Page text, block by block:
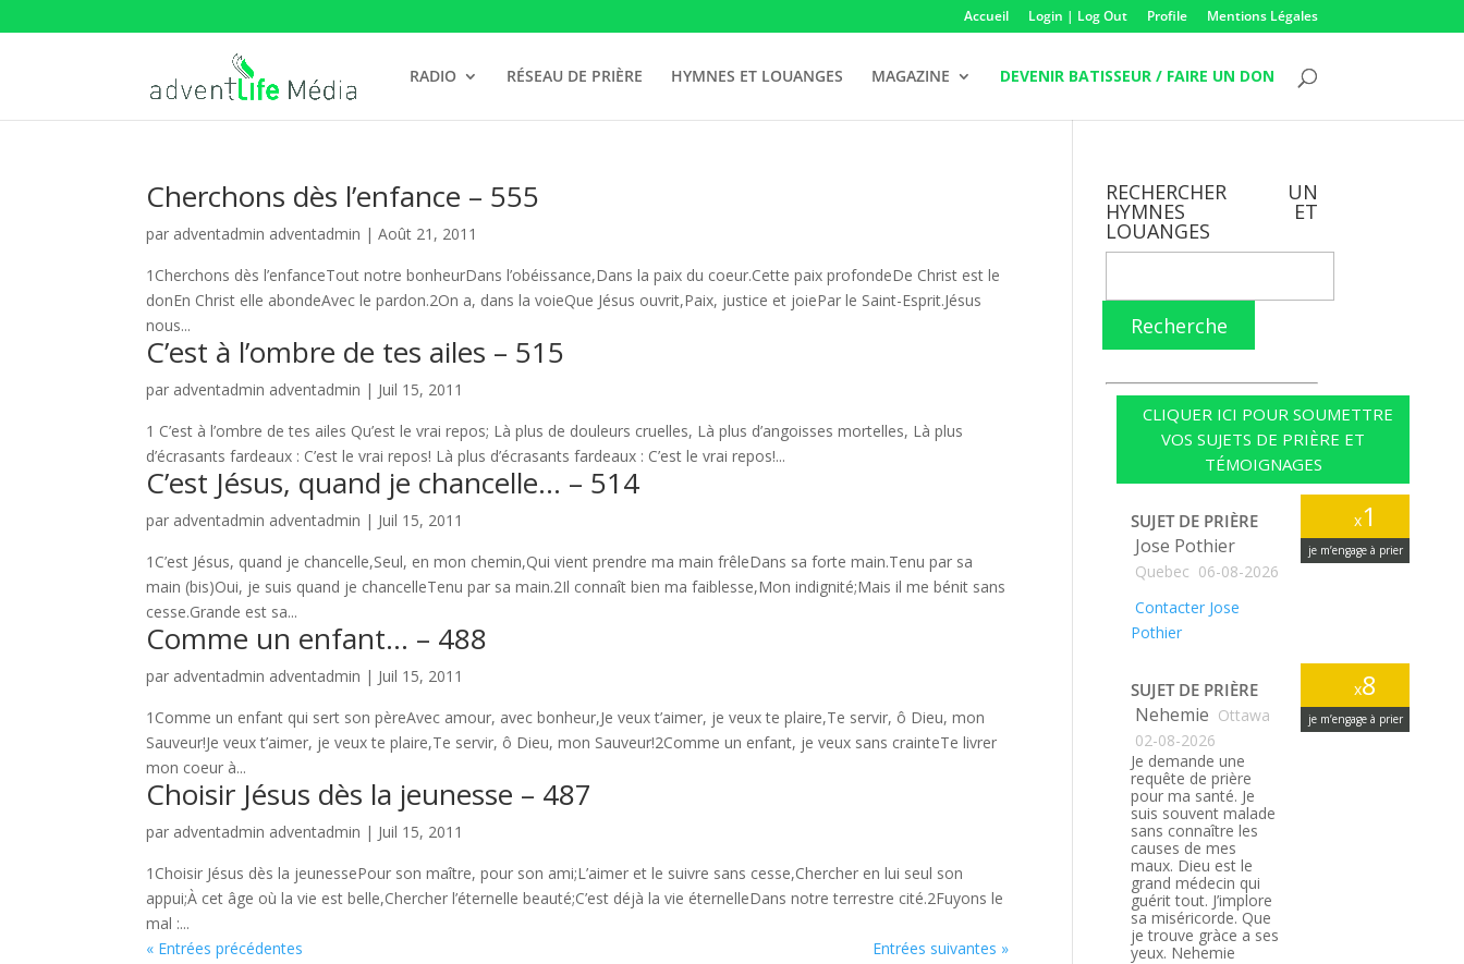
Accueil Login | Log Out Profile Mentions Légales
RADIO RÉSEAU DE PRIÈRE HYMNES ET LOUANGES MAGAZINE DEVENIR BATISSEUR / FAIRE UN DON
Cherchons dès l’enfance – 555
par adventadmin adventadmin |Août 21, 2011
1Cherchons dès l’enfanceTout notre bonheurDans l’obéissance,Dans la paix du coeur.Cette paix profondeDe Christ est le
donEn Christ elle abondeAvec le pardon.2On a, dans la voieQue Jésus ouvrit,Paix, justice et joiePar le Saint-Esprit.Jésus
nous...
C’est à l’ombre de tes ailes – 515
par adventadmin adventadmin | Juil 15, 2011
1 C’est à l’ombre de tes ailes Qu’est le vrai repos; Là plus de douleurs cruelles, Là plus d’angoisses mortelles, Là plus
d’écrasants fardeaux : C’est le vrai repos! Là plus d’écrasants fardeaux : C’est le vrai repos!...
C’est Jésus, quand je chancelle… – 514
par adventadmin adventadmin | Juil 15, 2011
1C’est Jésus, quand je chancelle,Seul, en mon chemin,Qui vient prendre ma main frêleDans sa forte main.Tenu par sa
main (bis)Oui, je suis quand je chancelleTenu par sa main.2Il connaît bien ma faiblesse,Mon indignité;Mais il me bénit sans
cesse.Grande est sa...
Comme un enfant… – 488
par adventadmin adventadmin | Juil 15, 2011
1Comme un enfant qui sert son pèreAvec amour, avec bonheur,Je veux t’aimer, je veux te plaire,Te servir, ô Dieu, mon
Sauveur!Je veux t’aimer, je veux te plaire,Te servir, ô Dieu, mon Sauveur!2Comme un enfant, je veux sans crainteTe livrer
mon coeur à...
Choisir Jésus dès la jeunesse – 487
par adventadmin adventadmin | Juil 15, 2011
1Choisir Jésus dès la jeunessePour son maître, pour son ami;L’aimer et le suivre sans cesse,Chercher en lui seul son
appui;À cet âge où la vie est belle,Chercher l’éternelle beauté;C’est déjà la vie éternelleDans notre terrestre cité.2Fuyons le
mal :...
« Entrées précédentes
Entrées suivantes »
RECHERCHER UN
HYMNES ET
LOUANGES
Recherche
CLIQUER ICI POUR SOUMETTRE
VOS SUJETS DE PRIÈRE ET
TÉMOIGNAGES
x1
je m’engage à prier
SUJET DE PRIÈRE
Jose Pothier
Quebec 06-08-2026
Contacter Jose
Pothier
x8
je m’engage à prier
SUJET DE PRIÈRE
Nehemie Ottawa
02-08-2026
Je demande une
requête de prière
pour ma santé. Je
suis souvent malade
sans connaître les
causes de mes
maux. Dieu est le
grand médecin qui
guérit tout. J’implore
sa miséricorde. Que
je trouve gràce a ses
yeux. Nehemie